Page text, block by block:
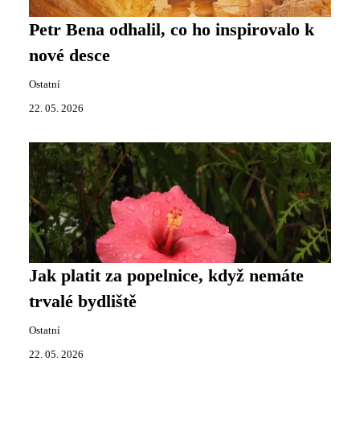
Petr Bena odhalil, co ho inspirovalo k
nové desce
Ostatní
22. 05. 2026
Jak platit za popelnice, když nemáte
trvalé bydliště
Ostatní
22. 05. 2026